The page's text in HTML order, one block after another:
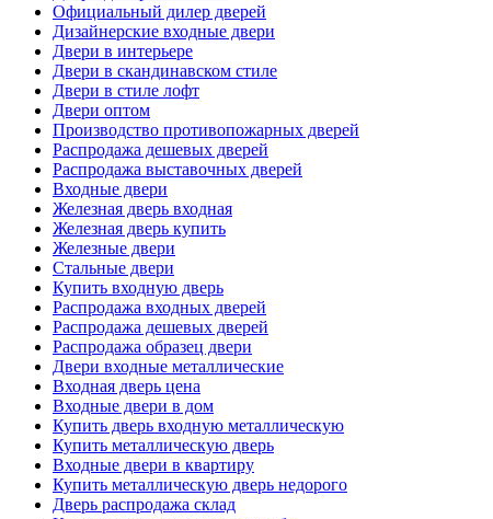
Официальный дилер дверей
Дизайнерские входные двери
Двери в интерьере
Двери в скандинавском стиле
Двери в стиле лофт
Двери оптом
Производство противопожарных дверей
Распродажа дешевых дверей
Распродажа выставочных дверей
Входные двери
Железная дверь входная
Железная дверь купить
Железные двери
Стальные двери
Купить входную дверь
Распродажа входных дверей
Распродажа дешевых дверей
Распродажа образец двери
Двери входные металлические
Входная дверь цена
Входные двери в дом
Купить дверь входную металлическую
Купить металлическую дверь
Входные двери в квартиру
Купить металлическую дверь недорого
Дверь распродажа склад